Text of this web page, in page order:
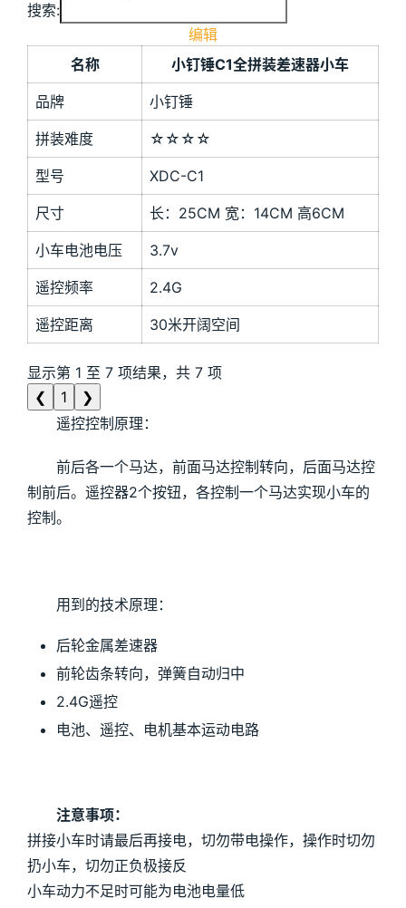
搜索:
编辑
名称
小钉锤C1全拼装差速器小车
品牌 小钉锤
拼装难度 ☆☆☆☆
型号 XDC-C1
尺寸 长：25CM 宽：14CM 高6CM
小车电池电压 3.7v
遥控频率 2.4G
遥控距离 30米开阔空间
显示第 1 至 7 项结果，共 7 项
❮
1
❯
遥控控制原理：
前后各一个马达，前面马达控制转向，后面马达控
制前后。遥控器2个按钮，各控制一个马达实现小车的
控制。
用到的技术原理：
后轮金属差速器
前轮齿条转向，弹簧自动归中
2.4G遥控
电池、遥控、电机基本运动电路
注意事项：
拼接小车时请最后再接电，切勿带电操作，操作时切勿
扔小车，切勿正负极接反
小车动力不足时可能为电池电量低